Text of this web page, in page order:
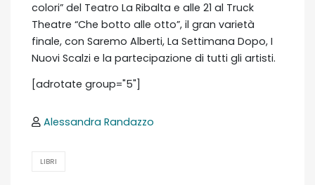
colori” del Teatro La Ribalta e alle 21 al Truck
Theatre “Che botto alle otto”, il gran varietà
finale, con Saremo Alberti, La Settimana Dopo, I
Nuovi Scalzi e la partecipazione di tutti gli artisti.
[adrotate group="5"]
Alessandra Randazzo
LIBRI